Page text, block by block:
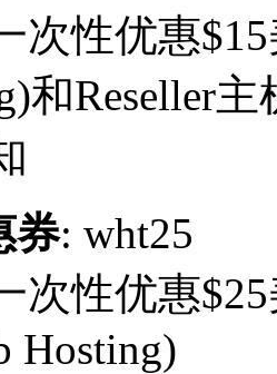
次性优惠
和Reseller
券: wht25
次性优惠
Hosting)